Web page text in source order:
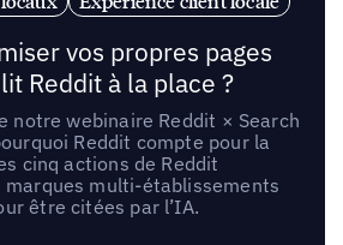
vos propres pages
Reddit à la place ?
notre webinaire Reddit × Search
Reddit compte pour la
cinq actions de Reddit
marques multi-établissements
être citées par l’IA.